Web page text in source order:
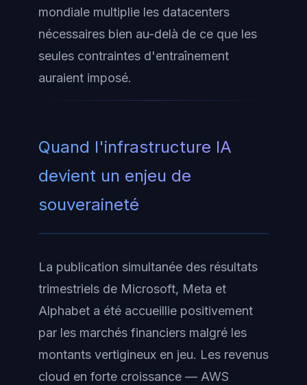
mondiale multiplie les datacenters
nécessaires bien au-delà de ce que les
seules contraintes d'entraînement
auraient imposé.
Quand l'infrastructure IA
devient un enjeu de
souveraineté
La publication simultanée des résultats
trimestriels de Microsoft, Meta et
Alphabet a été accueillie positivement
par les marchés financiers malgré les
montants vertigineux en jeu. Les revenus
cloud en forte croissance — AWS